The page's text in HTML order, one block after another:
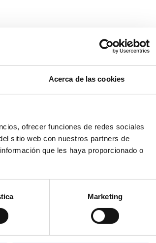
Acerca de las cookies
ofrecer funciones de redes sociales
sitio web con nuestros partners de
que les haya proporcionado o
Marketing